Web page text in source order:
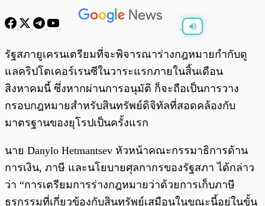
/ 0:00
รัฐสภายูเครนเตรียมที่จะพิจารณาร่างกฎหมายกำกับดู
แลคริปโตเคอร์เรนซีในวาระแรกภายในสิ้นเดือน
สิงหาคมนี้ ซึ่งหากผ่านการอนุมัติ ก็จะถือเป็นการวาง
กรอบกฎหมายสำหรับสินทรัพย์ดิจิทัลที่สอดคล้องกับ
มาตรฐานของยุโรปเป็นครั้งแรก
นาย Danylo Hetmantsev หัวหน้าคณะกรรมาธิการด้าน
การเงิน, ภาษี และนโยบายศุลกากรของรัฐสภา ได้กล่าว
ว่า “การเตรียมการร่างกฎหมายว่าด้วยการเก็บภาษี
ธุรกรรมที่เกี่ยวข้องกับสินทรัพย์เสมือนในขณะนี้อยู่ในขั้น